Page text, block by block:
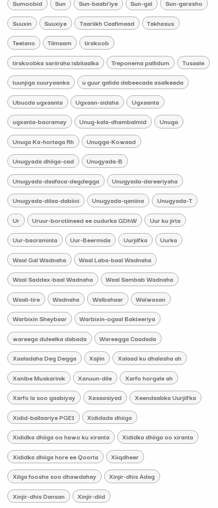
Sumoobid Sun Sun-baabi’iye Sun-gal Sun-garasho
Suuxin Suuxiye Taariikh Caafimaad Takhasus
Teetano Tilmaam tirakoob
tirakoobka sariiraha isbitaalka Treponema pallidum Tusaale
tuunjiga cuuryaanka u guur galida dabeecada asalkeeda
Ubucda ugxaanta Ugxaan-sidaha Ugxaanta
ugxanta-bacramay Unug-kala-dhambalmid Unuga
Unuga Ka-hortaga Rh Unugga-Kowaad
Unugyada dhiiga-cad Unugyada-B
Unugyada-daafaca-degdegga Unugyada-dareeriyaha
Unugyada-dilaa-dabiici Unugyada-qaniina Unugyada-T
Ur Uruur-borotiineed ee cudurka GDhW Uur ku jirta
Uur-bacraminta Uur-Beermida Uurjiifka Uurka
Waal Gal Wadnaha Waal Laba-baal Wadnaha
Waal Saddex-baal Wadnaha Waal Sambab Wadnaha
Waali-tire Wadnaha Walbahaar Walwasan
Warbixin Sheybaar Warbixin-ogaal Bakteeriya
wareega duleelka dabada Wareegga Caadada
Xaaladaha Deg Degga Xajiin Xalaad ku dhalasha ah
Xanibe Muskarinik Xanuun-dile Xarfo horgale ah
Xarfo la soo gaabiyay Xasaasiyad Xeendaabka Uurjiifka
Xidid-ballaariye PGE1 Xididada dhiiga
Xididka dhiiga oo hawo ku xiranta Xididka dhiiga oo xiranta
Xididka dhiiga hore ee Qoorta Xiiqdheer
Xilga foosha soo dhawdahay Xinjir-dhis Adag
Xinjir-dhis Dansan Xinjir-diid